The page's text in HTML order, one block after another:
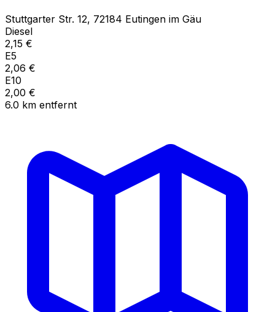
Stuttgarter Str. 12, 72184 Eutingen im Gäu
Diesel
2,15 €
E5
2,06 €
E10
2,00 €
6.0 km entfernt